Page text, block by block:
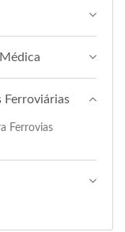
Ferroviárias
Ferrovias